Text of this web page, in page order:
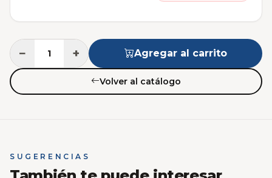
− + Agregar al carrito
Volver al catálogo
SUGERENCIAS